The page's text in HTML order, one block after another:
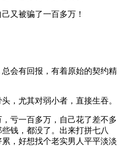
又被骗了一百多万！
会有回报，有着原始的契约精
，尤其对弱小者，直接生吞。
亏一百多万，自己花了差不多
钱，都没了。出来打拼七八
，好想找个老实男人平平淡淡